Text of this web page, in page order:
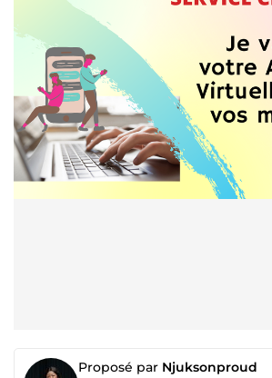
Proposé par Njuksonproud